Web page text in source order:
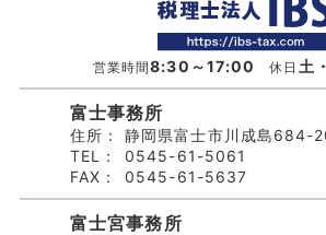
営業時間8:30～17:00 休日 土
富士事務所
住所：
静岡県富士市川成島684-
TEL：
0545-61-5061
FAX：
0545-61-5637
富士宮事務所